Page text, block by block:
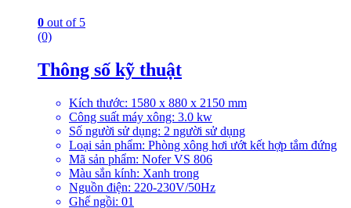
0 out of 5
(0)
Thông số kỹ thuật
Kích thước: 1580 x 880 x 2150 mm
Công suất máy xông: 3.0 kw
Số người sử dụng: 2 người sử dụng
Loại sản phẩm: Phòng xông hơi ướt kết hợp tắm đứng
Mã sản phẩm: Nofer VS 806
Màu sắn kính: Xanh trong
Nguồn điện: 220-230V/50Hz
Ghế ngồi: 01